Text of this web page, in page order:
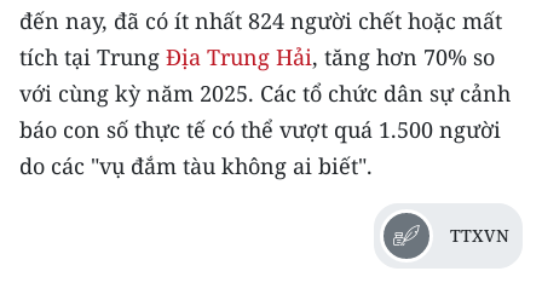
CHƯƠNG TRÌNH OCOP - MỖI XÃ
MỘT SẢN PHẨM
RADIO
đến nay, đã có ít nhất 824 người chết hoặc mất
tích tại Trung Địa Trung Hải, tăng hơn 70% so
với cùng kỳ năm 2025. Các tổ chức dân sự cảnh
báo con số thực tế có thể vượt quá 1.500 người
do các "vụ đắm tàu không ai biết".
TTXVN